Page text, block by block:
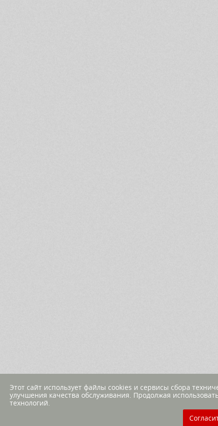
Этот сайт использует файлы cookies и сервисы сбора
улучшения качества обслуживания. Продолжая
технологий.